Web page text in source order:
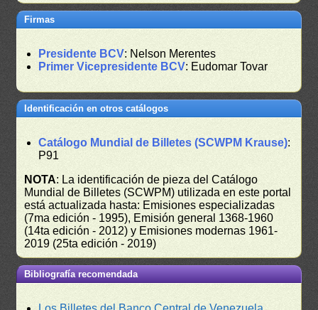
Firmas
Presidente BCV: Nelson Merentes
Primer Vicepresidente BCV: Eudomar Tovar
Identificación en otros catálogos
Catálogo Mundial de Billetes (SCWPM Krause):
P91
NOTA: La identificación de pieza del Catálogo
Mundial de Billetes (SCWPM) utilizada en este portal
está actualizada hasta: Emisiones especializadas
(7ma edición - 1995), Emisión general 1368-1960
(14ta edición - 2012) y Emisiones modernas 1961-
2019 (25ta edición - 2019)
Bibliografía recomendada